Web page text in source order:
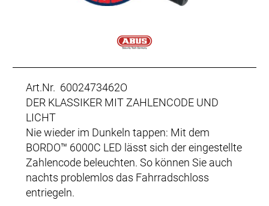
Art.Nr. 6002473462O
DER KLASSIKER MIT ZAHLENCODE UND
LICHT
Nie wieder im Dunkeln tappen: Mit dem
BORDO™ 6000C LED lässt sich der eingestellte
Zahlencode beleuchten. So können Sie auch
nachts problemlos das Fahrradschloss
entriegeln.